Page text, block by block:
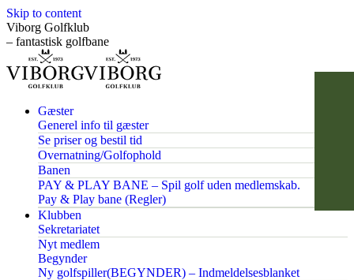
Skip to content
Viborg Golfklub
– fantastisk golfbane
Gæster
Generel info til gæster
Se priser og bestil tid
Overnatning/Golfophold
Banen
PAY & PLAY BANE – Spil golf uden medlemskab.
Pay & Play bane (Regler)
Klubben
Sekretariatet
Nyt medlem
Begynder
Ny golfspiller(BEGYNDER) – Indmeldelsesblanket